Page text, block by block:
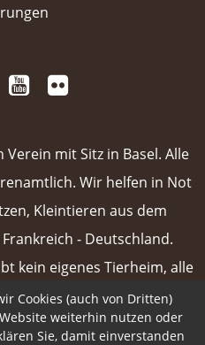
mit Sitz in Basel. Alle
Wir helfen in Not
Kleintieren aus dem
- Deutschland.
kein eigenes Tierheim, alle
in Pflegefamilien oder
Weiterlesen
Cookies (auch von Dritten)
weiterhin nutzen oder
Sie, damit einverstanden